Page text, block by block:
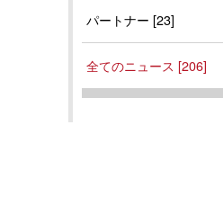
パートナー [23]
全てのニュース [206]